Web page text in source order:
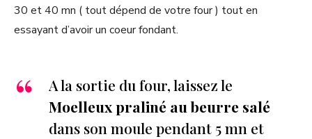
30 et 40 mn ( tout dépend de votre four ) tout en
essayant d’avoir un coeur fondant.
A la sortie du four, laissez le
Moelleux praliné au beurre salé
dans son moule pendant 5 mn et